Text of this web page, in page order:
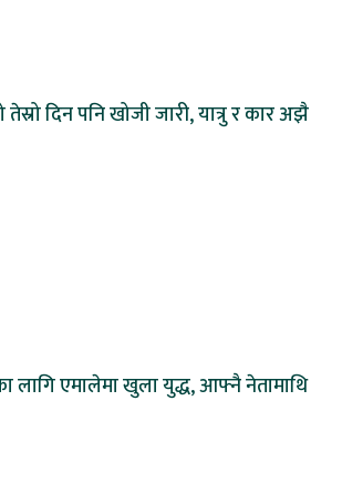
दिन पनि खोजी जारी, यात्रु र कार अझै
लागि एमालेमा खुला युद्ध, आफ्नै नेतामाथि